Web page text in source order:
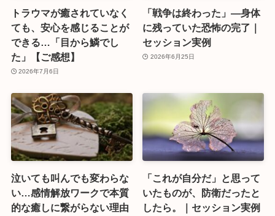
トラウマが癒されていなく
ても、安心を感じることが
できる…「目から鱗でし
た」【ご感想】
2026年7月6日
「戦争は終わった」―身体
に残っていた恐怖の完了｜
セッション実例
2026年6月25日
泣いても叫んでも変わらな
い…感情解放ワークで本質
的な癒しに繋がらない理由
「これが自分だ」と思って
いたものが、防衛だったと
したら。｜セッション実例